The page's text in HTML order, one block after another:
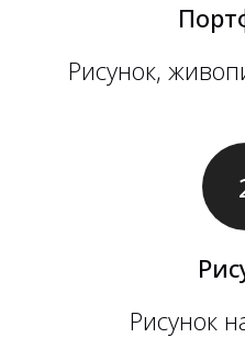
Рисунок,
Рисунок